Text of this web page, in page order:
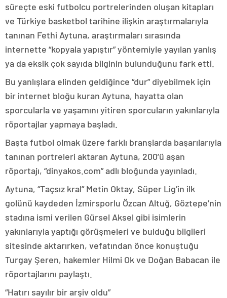
süreçte eski futbolcu portrelerinden oluşan kitapları
ve Türkiye basketbol tarihine ilişkin araştırmalarıyla
tanınan Fethi Aytuna, araştırmaları sırasında
internette “kopyala yapıştır” yöntemiyle yayılan yanlış
ya da eksik çok sayıda bilginin bulunduğunu fark etti.
Bu yanlışlara elinden geldiğince “dur” diyebilmek için
bir internet bloğu kuran Aytuna, hayatta olan
sporcularla ve yaşamını yitiren sporcuların yakınlarıyla
röportajlar yapmaya başladı.
Başta futbol olmak üzere farklı branşlarda başarılarıyla
tanınan portreleri aktaran Aytuna, 200’ü aşan
röportajı, “dinyakos.com” adlı bloğunda yayınladı.
Aytuna, “Taçsız kral” Metin Oktay, Süper Lig’in ilk
golünü kaydeden İzmirsporlu Özcan Altuğ, Göztepe’nin
stadına ismi verilen Gürsel Aksel gibi isimlerin
yakınlarıyla yaptığı görüşmeleri ve bulduğu bilgileri
sitesinde aktarırken, vefatından önce konuştuğu
Turgay Şeren, hakemler Hilmi Ok ve Doğan Babacan ile
röportajlarını paylaştı.
“Hatırı sayılır bir arşiv oldu”